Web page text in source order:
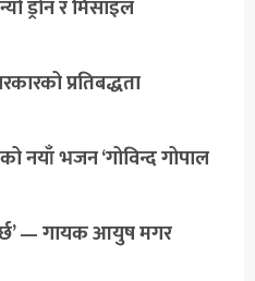
ड्रोन र मिसाइल
प्रतिबद्धता
नयाँ भजन ‘गोविन्द गोपाल
— गायक आयुष मगर